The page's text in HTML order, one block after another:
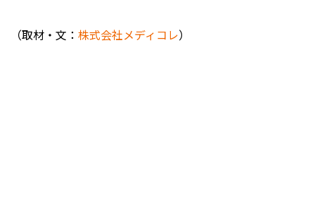
（取材・文： 株式会社メディコレ）